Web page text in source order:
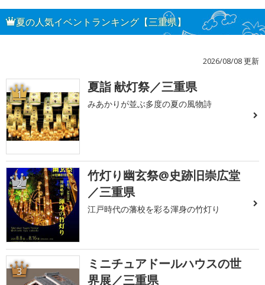
夏の人気イベントランキング【三重県】
2026/08/08 更新
1 夏詣 献灯祭／三重県
みあかりが並ぶ多度の夏の風物詩
2
竹灯り幽玄祭@史跡旧崇広堂
／三重県
江戸時代の藩校を彩る渾身の竹灯り
3
ミニチュアドールハウスの世
界展／三重県